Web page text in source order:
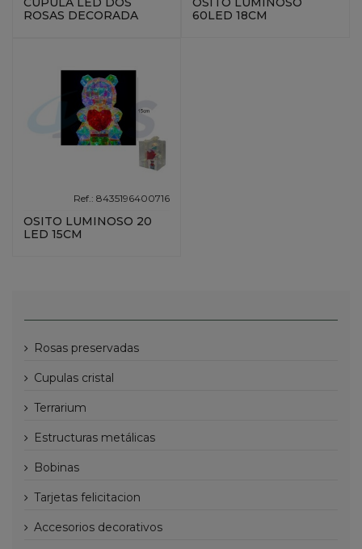
ROSAS DECORADA
60LED 18CM
Ref.: 8435196400716
OSITO LUMINOSO 20
LED 15CM
rosas preservadas
cupulas cristal
terrarium
estructuras metálicas
bobinas
tarjetas felicitacion
accesorios decorativos